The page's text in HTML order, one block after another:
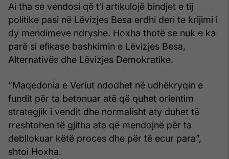
Ai tha se vendosi që t’i artikulojë bindjet e tij
politike pasi në Lëvizjes Besa erdhi deri te krijimi i
dy mendimeve ndryshe. Hoxha thotë se nuk e ka
parë si efikase bashkimin e Lëvizjes Besa,
Alternativës dhe Lëvizjes Demokratike.
“Maqedonia e Veriut ndodhet në udhëkryqin e
fundit për ta betonuar atë që quhet orientim
strategjik i vendit dhe normalisht aty duhet të
rreshtohen të gjitha ata që mendojnë për ta
debllokuar këtë proces dhe për të ecur para”,
shtoi Hoxha.